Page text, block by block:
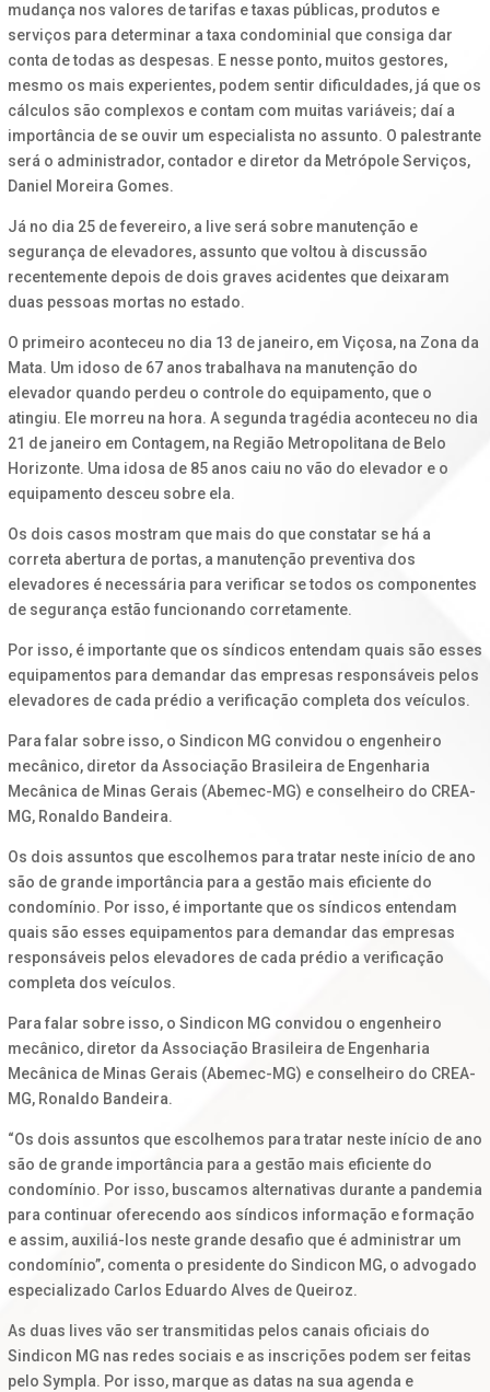
mudança nos valores de tarifas e taxas públicas, produtos e
serviços para determinar a taxa condominial que consiga dar
conta de todas as despesas. E nesse ponto, muitos gestores,
mesmo os mais experientes, podem sentir dificuldades, já que os
cálculos são complexos e contam com muitas variáveis; daí a
importância de se ouvir um especialista no assunto. O palestrante
será o administrador, contador e diretor da Metrópole Serviços,
Daniel Moreira Gomes.
Já no dia 25 de fevereiro, a live será sobre manutenção e
segurança de elevadores, assunto que voltou à discussão
recentemente depois de dois graves acidentes que deixaram
duas pessoas mortas no estado.
O primeiro aconteceu no dia 13 de janeiro, em Viçosa, na Zona da
Mata. Um idoso de 67 anos trabalhava na manutenção do
elevador quando perdeu o controle do equipamento, que o
atingiu. Ele morreu na hora. A segunda tragédia aconteceu no dia
21 de janeiro em Contagem, na Região Metropolitana de Belo
Horizonte. Uma idosa de 85 anos caiu no vão do elevador e o
equipamento desceu sobre ela.
Os dois casos mostram que mais do que constatar se há a
correta abertura de portas, a manutenção preventiva dos
elevadores é necessária para verificar se todos os componentes
de segurança estão funcionando corretamente.
Por isso, é importante que os síndicos entendam quais são esses
equipamentos para demandar das empresas responsáveis pelos
elevadores de cada prédio a verificação completa dos veículos.
Para falar sobre isso, o Sindicon MG convidou o engenheiro
mecânico, diretor da Associação Brasileira de Engenharia
Mecânica de Minas Gerais (Abemec-MG) e conselheiro do CREA-
MG, Ronaldo Bandeira.
Os dois assuntos que escolhemos para tratar neste início de ano
são de grande importância para a gestão mais eficiente do
condomínio. Por isso, é importante que os síndicos entendam
quais são esses equipamentos para demandar das empresas
responsáveis pelos elevadores de cada prédio a verificação
completa dos veículos.
Para falar sobre isso, o Sindicon MG convidou o engenheiro
mecânico, diretor da Associação Brasileira de Engenharia
Mecânica de Minas Gerais (Abemec-MG) e conselheiro do CREA-
MG, Ronaldo Bandeira.
“Os dois assuntos que escolhemos para tratar neste início de ano
são de grande importância para a gestão mais eficiente do
condomínio. Por isso, buscamos alternativas durante a pandemia
para continuar oferecendo aos síndicos informação e formação
e assim, auxiliá-los neste grande desafio que é administrar um
condomínio”, comenta o presidente do Sindicon MG, o advogado
especializado Carlos Eduardo Alves de Queiroz.
As duas lives vão ser transmitidas pelos canais oficiais do
Sindicon MG nas redes sociais e as inscrições podem ser feitas
pelo Sympla. Por isso, marque as datas na sua agenda e